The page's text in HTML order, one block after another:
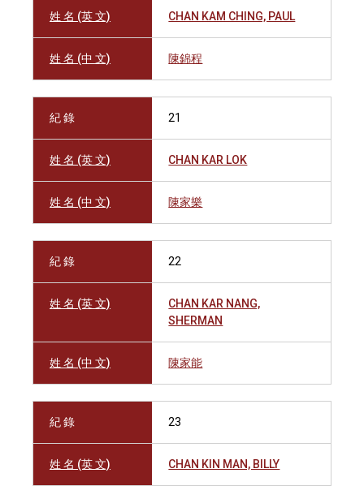
姓 名 (英 文) CHAN KAM CHING, PAUL
姓 名 (中 文) 陳錦程
紀 錄 21
姓 名 (英 文) CHAN KAR LOK
姓 名 (中 文) 陳家樂
紀 錄 22
姓 名 (英 文)
CHAN KAR NANG,
SHERMAN
姓 名 (中 文) 陳家能
紀 錄 23
姓 名 (英 文) CHAN KIN MAN, BILLY